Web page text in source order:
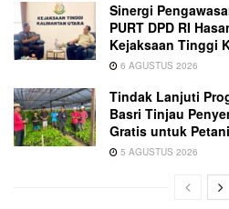
Sinergi
PURT DPD RI
Kejaksaan Tinggi
6 AGUSTUS 2026
Tindak Lanjuti
Basri Tinjau
Gratis untuk
5 AGUSTUS 2026